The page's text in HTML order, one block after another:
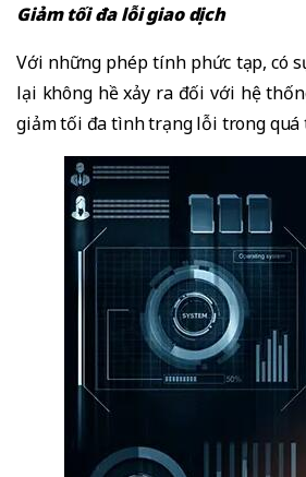
Giảm tối đa lỗi giao dịch
Với những phép tính phức tạp, có
lại không hề xảy ra đối với hệ
giảm tối đa tình trạng lỗi trong quá